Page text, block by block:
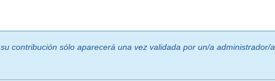
contribución sólo aparecerá una vez validada por un/a administrador/a